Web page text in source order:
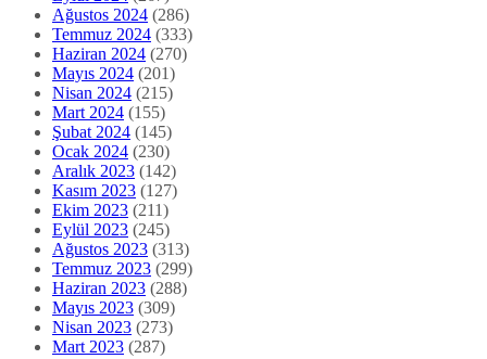
Ağustos 2024 (286)
Temmuz 2024 (333)
Haziran 2024 (270)
Mayıs 2024 (201)
Nisan 2024 (215)
Mart 2024 (155)
Şubat 2024 (145)
Ocak 2024 (230)
Aralık 2023 (142)
Kasım 2023 (127)
Ekim 2023 (211)
Eylül 2023 (245)
Ağustos 2023 (313)
Temmuz 2023 (299)
Haziran 2023 (288)
Mayıs 2023 (309)
Nisan 2023 (273)
Mart 2023 (287)